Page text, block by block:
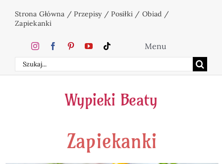
zawartości
Strona Główna /Przepisy/Posiłki / Obiad /
Zapiekanki
Szukaj
Menu
Home
Ciasta
Desery
Wypieki Beaty
Zapiekanki